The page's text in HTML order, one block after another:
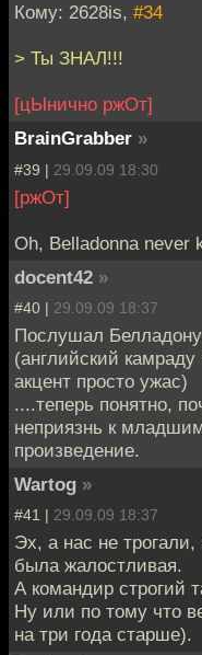
Кому: 2628is, #34
> Ты ЗНАЛ!!!
[цЫнично ржОт]
BrainGrabber »
#39 | 29.09.09 18:30
[ржОт]
Oh, Belladonna never
docent42 »
#40 | 29.09.09 18:37
Послушал
(английский
акцент просто ужас)
....теперь понятно,
неприязнь к
произведение.
Wartog »
#41 | 29.09.09 18:37
Эх, а нас не
была жалостливая.
А командир строгий
Ну или по тому что
на три года старше).